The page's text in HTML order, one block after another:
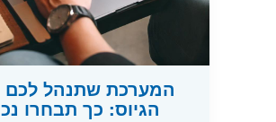
המערכת שתנהל
הגיוס: כך תבחרו